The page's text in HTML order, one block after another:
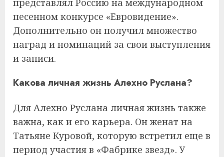
представлял Россию на международном
песенном конкурсе «Евровидение».
Дополнительно он получил множество
наград и номинаций за свои выступления
и записи.
Какова личная жизнь Алехно Руслана?
Для Алехно Руслана личная жизнь также
важна, как и его карьера. Он женат на
Татьяне Куровой, которую встретил еще в
период участия в «Фабрике звезд». У